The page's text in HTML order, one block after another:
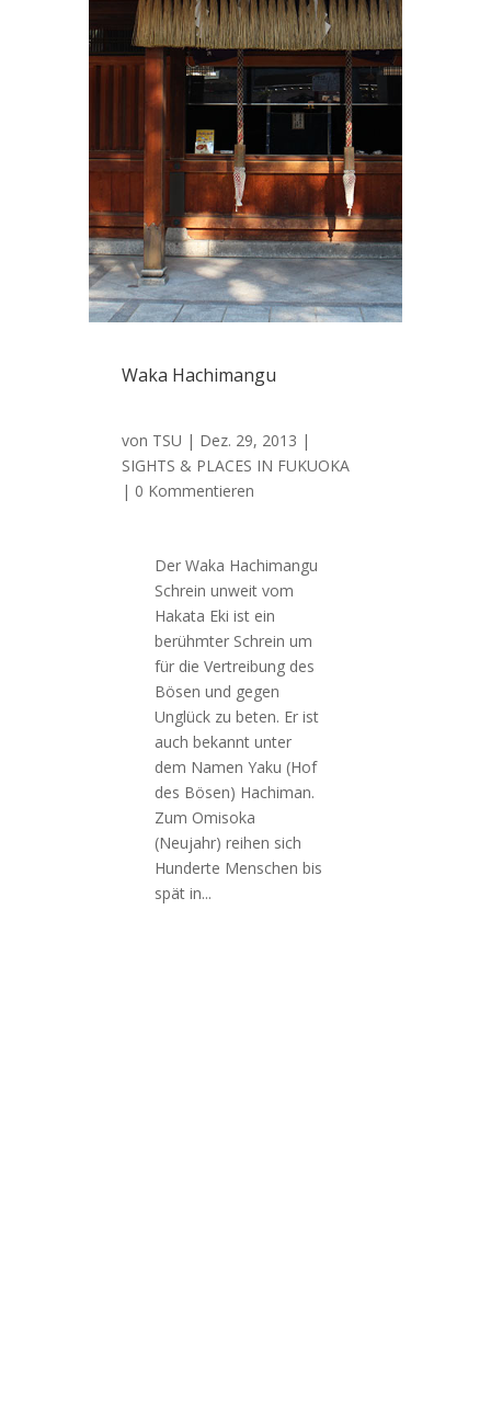
Waka Hachimangu
von TSU | Dez. 29, 2013 |
SIGHTS & PLACES IN FUKUOKA
| 0 Kommentieren
Der Waka Hachimangu
Schrein unweit vom
Hakata Eki ist ein
berühmter Schrein um
für die Vertreibung des
Bösen und gegen
Unglück zu beten. Er ist
auch bekannt unter
dem Namen Yaku (Hof
des Bösen) Hachiman.
Zum Omisoka
(Neujahr) reihen sich
Hunderte Menschen bis
spät in...